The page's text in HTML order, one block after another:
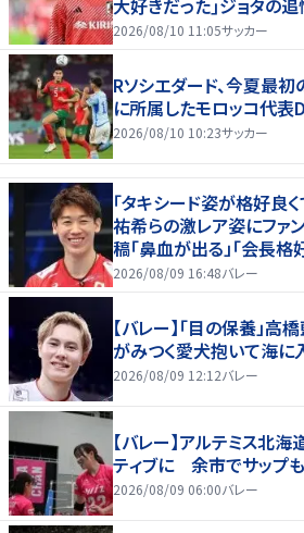
大好きだった｣ジョタの
くなります…｣
2026/08/10 11:05サッカー
Rソシエダード、今夏最
に所属したモロッコ代表
2026/08/10 10:23サッカー
「タキシード姿が格好良
祐希らの激レア姿にフ
稿「鼻血が出る」「会長
好いい」
2026/08/09 16:48バレー
【バレー】「目の保養」高
がみつく愛犬抱いて海に
2026/08/09 12:12バレー
【バレー】アルテミス北海
ティブに 余市でサップ
2026/08/09 06:00バレー